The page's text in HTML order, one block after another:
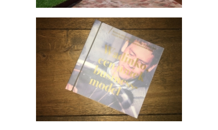
Economisch programma voor
gemeente Hardenberg